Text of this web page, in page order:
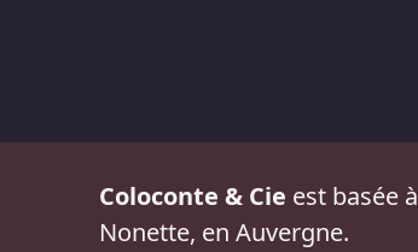
Coloconte & Cie est basée à
Nonette, en Auvergne.